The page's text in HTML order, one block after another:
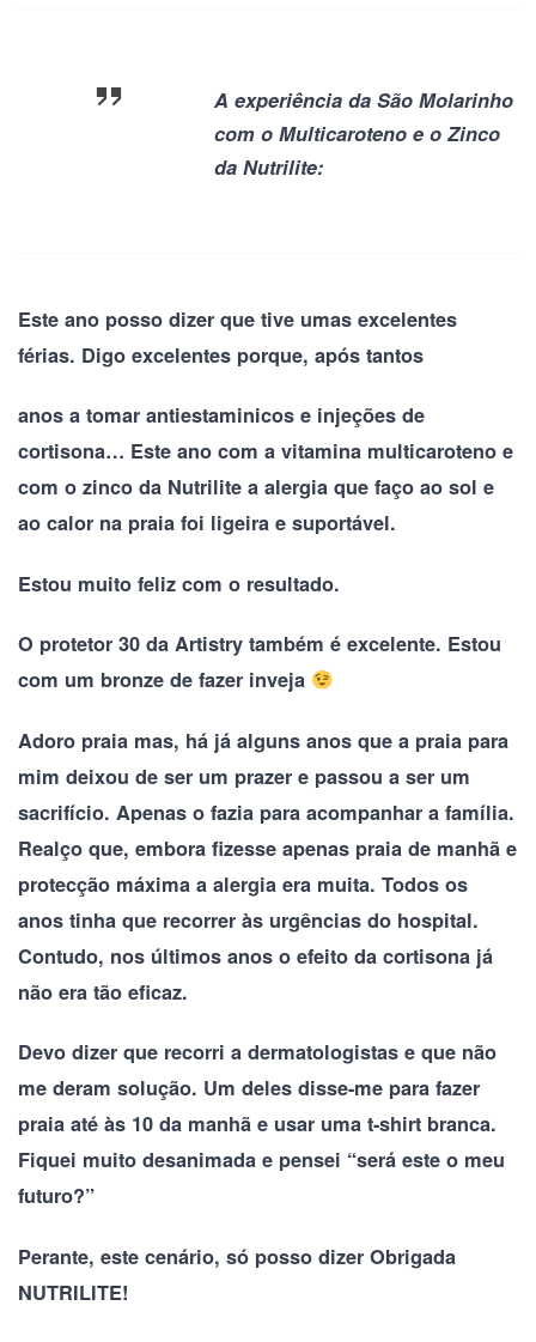
A experiência da São Molarinho
com o Multicaroteno e o Zinco
da Nutrilite:
Este ano posso dizer que tive umas excelentes
férias. Digo excelentes porque, após tantos
anos a tomar antiestaminicos e injeções de
cortisona… Este ano com a vitamina multicaroteno e
com o zinco da Nutrilite a alergia que faço ao sol e
ao calor na praia foi ligeira e suportável.
Estou muito feliz com o resultado.
O protetor 30 da Artistry também é excelente. Estou
com um bronze de fazer inveja
Adoro praia mas, há já alguns anos que a praia para
mim deixou de ser um prazer e passou a ser um
sacrifício. Apenas o fazia para acompanhar a família.
Realço que, embora fizesse apenas praia de manhã e
protecção máxima a alergia era muita. Todos os
anos tinha que recorrer às urgências do hospital.
Contudo, nos últimos anos o efeito da cortisona já
não era tão eficaz.
Devo dizer que recorri a dermatologistas e que não
me deram solução. Um deles disse-me para fazer
praia até às 10 da manhã e usar uma t-shirt branca.
Fiquei muito desanimada e pensei “será este o meu
futuro?”
Perante, este cenário, só posso dizer Obrigada
NUTRILITE!